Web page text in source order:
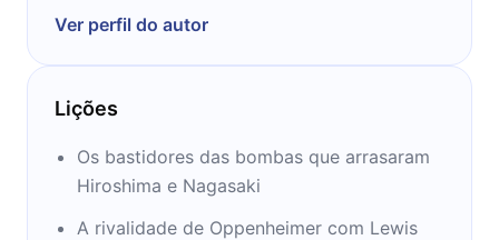
Tufts University. Também é autor de outro
Ver perfil do autor
Lições
Os bastidores das bombas que arrasaram
Hiroshima e Nagasaki
A rivalidade de Oppenheimer com Lewis